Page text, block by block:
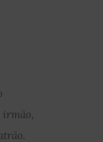
irmão,